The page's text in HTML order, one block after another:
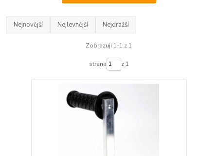
Nejnovější Nejlevnější Nejdražší
Zobrazuji 1-1 z 1
strana z 1